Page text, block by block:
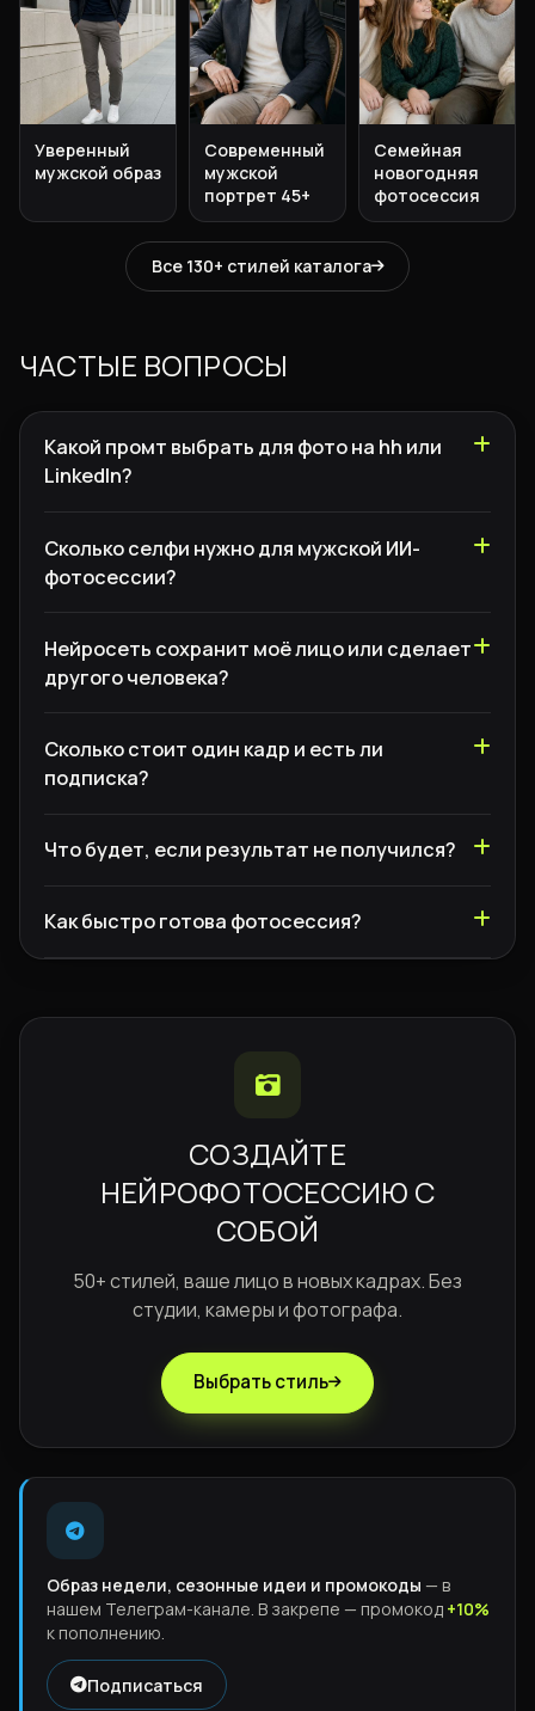
Уверенный
мужской образ
Современный
мужской
портрет 45+
Семейная
новогодняя
фотосессия
Все 130+ стилей каталога
ЧАСТЫЕ ВОПРОСЫ
Какой промт выбрать для фото на hh или
LinkedIn?
Сколько селфи нужно для мужской ИИ-
фотосессии?
Нейросеть сохранит моё лицо или сделает
другого человека?
Сколько стоит один кадр и есть ли
подписка?
Что будет, если результат не получился?
Как быстро готова фотосессия?
СОЗДАЙТЕ
НЕЙРОФОТОСЕССИЮ С
СОБОЙ
50+ стилей, ваше лицо в новых кадрах. Без
студии, камеры и фотографа.
Выбрать стиль
Образ недели, сезонные идеи и промокоды — в
нашем Телеграм-канале. В закрепе — промокод +10%
к пополнению.
Подписаться